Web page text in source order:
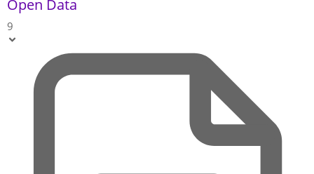
Open Data
9